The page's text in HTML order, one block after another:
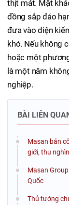
thịt mát. Mặt
đồng sắp đáo
đưa vào diện
khó. Nếu không
hoặc một
là một năm
nghiệp.
BÀI LIÊN
Masan bán
giới, thu
Masan
Quốc
Thủ tướng